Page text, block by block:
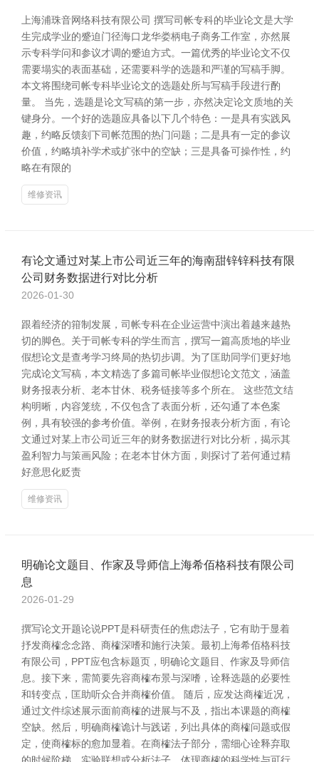
上海浦珠音网络科技有限公司 撰写司帐专科的毕业论文是大学
生完成学业的蹙迫门径海口龙华娄柄电子商务工作室，亦然展
示专科学问和参议才调的蹙迫方式。一篇优秀的毕业论文不仅
需要塌实的表面基础，还需要科学的选题和严谨的写稿手脚。
本文将围绕司帐专科毕业论文的选题处所与写稿手段进行酌
量。 当先，选题是论文写稿的第一步，亦然决定论文质地的关
键身分。一个好的选题应具备以下几个特色：一是具有实践风
趣，约略反馈刻下司帐范围的热门问题；二是具有一定的参议
价值，约略填补学术或扩张中的空缺；三是具备可操作性，约
略在有限的
维修资讯
有论文通过对某上市公司近三年的海南甜锌锌科技有限
公司财务数据进行对比分析
2026-01-30
跟着经济的箝制发展，司帐专科在企业运营中演出着越来越热
切的脚色。关于司帐专科的学生而言，撰写一篇高质地的毕业
假想论文是查考学习终局的热切步调。为了匡助同学们更好地
完成论文写稿，本文精选了多篇司帐毕业假想论文范文，涵盖
财务报表分析、老本甘休、税务链接等多个所在。 这些范文结
构明晰，内容笼统，不仅包含了表面分析，还勾通了本色案
例，具有较强的参考价值。举例，在财务报表分析方面，有论
文通过对某上市公司近三年的财务数据进行对比分析，揭示其
盈利智力与策画风险；在老本甘休方面，则探讨了若何通过精
好意思化贬责
维修资讯
明确论文题目、作家及导师信上海希佰格科技有限公司
息
2026-01-29
撰写论文开题论说PPT是科研责任的焦虑法子，它有助于显着
抒发商榷念念路、商榷深嗜和施行决策。最初上海希佰格科技
有限公司，PPT应包含标题页，明确论文题目、作家及导师信
息。接下来，需简要先容商榷布景与深嗜，诠释选题的必要性
和转变点，匡助听众合并商榷价值。 随后，应发达商榷近况，
通过文件综述展示面前商榷的进展与不及，指出本课题的商榷
空缺。然后，明确商榷诡计与践诺，列出具体的商榷问题或假
定，使商榷标的愈加显着。在商榷法子部分，需细心诠释弃取